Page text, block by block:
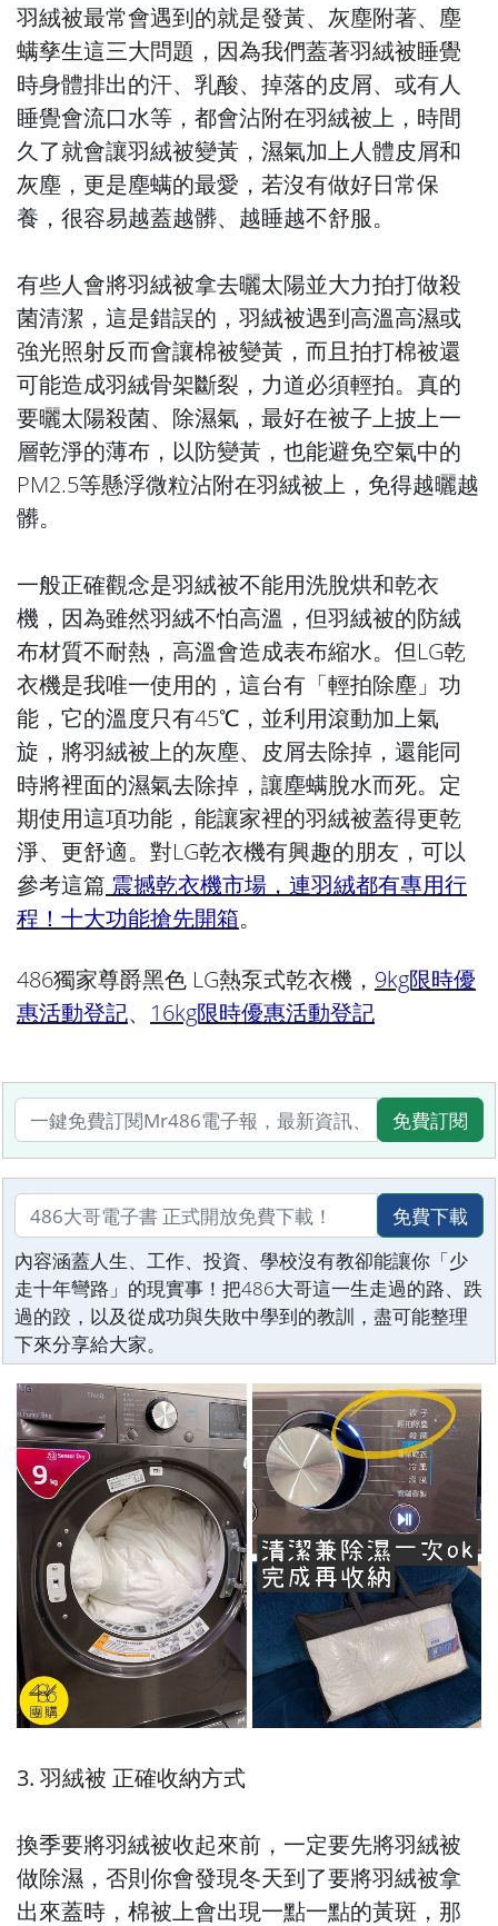
羽絨被最常會遇到的就是發黃、灰塵附著、塵
螨孳生這三大問題，因為我們蓋著羽絨被睡覺
時身體排出的汗、乳酸、掉落的皮屑、或有人
睡覺會流口水等，都會沾附在羽絨被上，時間
久了就會讓羽絨被變黃，濕氣加上人體皮屑和
灰塵，更是塵螨的最愛，若沒有做好日常保
養，很容易越蓋越髒、越睡越不舒服。
有些人會將羽絨被拿去曬太陽並大力拍打做殺
菌清潔，這是錯誤的，羽絨被遇到高溫高濕或
強光照射反而會讓棉被變黃，而且拍打棉被還
可能造成羽絨骨架斷裂，力道必須輕拍。真的
要曬太陽殺菌、除濕氣，最好在被子上披上一
層乾淨的薄布，以防變黃，也能避免空氣中的
PM2.5等懸浮微粒沾附在羽絨被上，免得越曬越
髒。
一般正確觀念是羽絨被不能用洗脫烘和乾衣
機，因為雖然羽絨不怕高溫，但羽絨被的防絨
布材質不耐熱，高溫會造成表布縮水。但LG乾
衣機是我唯一使用的，這台有「輕拍除塵」功
能，它的溫度只有45℃，並利用滾動加上氣
旋，將羽絨被上的灰塵、皮屑去除掉，還能同
時將裡面的濕氣去除掉，讓塵螨脫水而死。定
期使用這項功能，能讓家裡的羽絨被蓋得更乾
淨、更舒適。對LG乾衣機有興趣的朋友，可以
參考這篇 震撼乾衣機市場，連羽絨都有專用行
程！十大功能搶先開箱。
486獨家尊爵黑色 LG熱泵式乾衣機， 9kg限時優
惠活動登記、 16kg限時優惠活動登記
免費訂閱
免費下載
內容涵蓋人生、工作、投資、學校沒有教卻能讓你「少
走十年彎路」的現實事！把486大哥這一生走過的路、跌
過的跤，以及從成功與失敗中學到的教訓，盡可能整理
下來分享給大家。
3. 羽絨被 正確收納方式
換季要將羽絨被收起來前，一定要先將羽絨被
做除濕，否則你會發現冬天到了要將羽絨被拿
出來蓋時，棉被上會出現一點一點的黃斑，那